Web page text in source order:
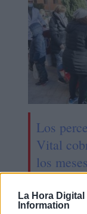
La Hora Digital
Information
Los
Vital
los